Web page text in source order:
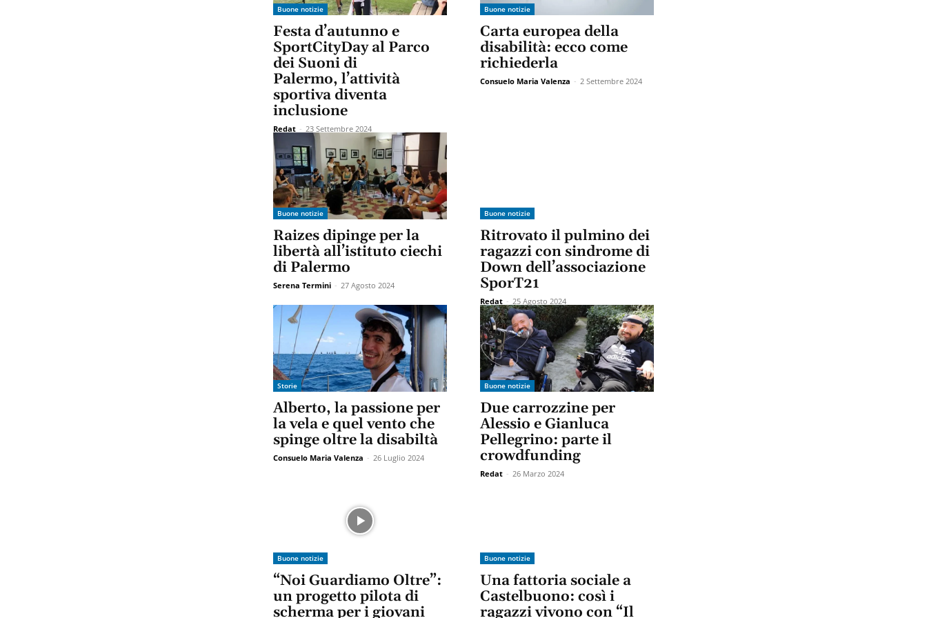
Buone notizie
Festa d’autunno e
SportCityDay al Parco
dei Suoni di
Palermo, l’attività
sportiva diventa
inclusione
Redat - 23 Settembre 2024
Buone notizie
Carta europea della
disabilità: ecco come
richiederla
Consuelo Maria Valenza - 2 Settembre 2024
Buone notizie
Raizes dipinge per la
libertà all’istituto ciechi
di Palermo
Serena Termini - 27 Agosto 2024
Buone notizie
Ritrovato il pulmino dei
ragazzi con sindrome di
Down dell’associazione
SporT21
Redat - 25 Agosto 2024
Storie
Alberto, la passione per
la vela e quel vento che
spinge oltre la disabiltà
Consuelo Maria Valenza - 26 Luglio 2024
Buone notizie
Due carrozzine per
Alessio e Gianluca
Pellegrino: parte il
crowdfunding
Redat - 26 Marzo 2024
Buone notizie
“Noi Guardiamo Oltre”:
un progetto pilota di
scherma per i giovani
Buone notizie
Una fattoria sociale a
Castelbuono: così i
ragazzi vivono con “Il